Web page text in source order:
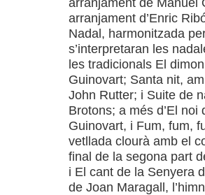
arranjament d’Enric
Nadal, harmonitzada
s’interpretaran les
les tradicionals El
Guinovart; Santa nit,
John Rutter; i Suite de
Brotons; a més d’El noi
Guinovart, i Fum, fum,
vetllada clourà amb el
final de la segona part
i El cant de la Senyera
de Joan Maragall,